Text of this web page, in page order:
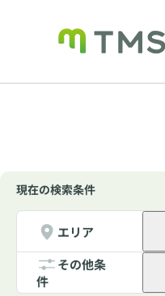
現在の検索条件
エリア
その他条
件